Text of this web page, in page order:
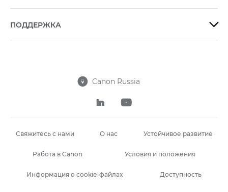
ПОДДЕРЖКА 
 Canon Russia
 
Свяжитесь с нами О нас Устойчивое развитие
Работа в Canon Условия и положения
Информация о cookie-файлах Доступность